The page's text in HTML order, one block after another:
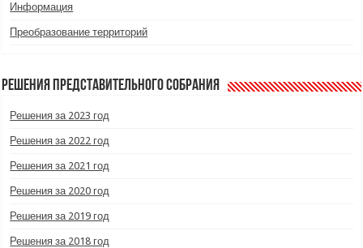
Информация
Преобразование территорий
Решения Представительного Собрания
Решения за 2023 год
Решения за 2022 год
Решения за 2021 год
Решения за 2020 год
Решения за 2019 год
Решения за 2018 год